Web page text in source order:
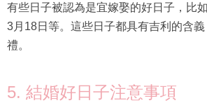
有些日子被認為是宜嫁娶的好日子，比
3月18日等。這些日子都具有吉利的含
禮。
5. 結婚好日子注意事項